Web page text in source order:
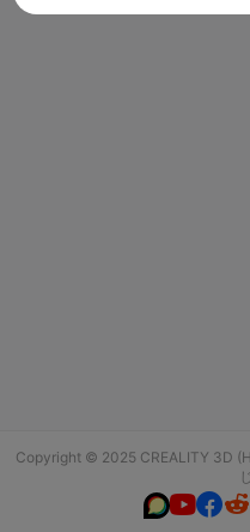
Copyright © 2025 CREALITY 3D
